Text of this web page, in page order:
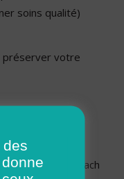
soins qualité)
préserver votre
conviviaux,
coach